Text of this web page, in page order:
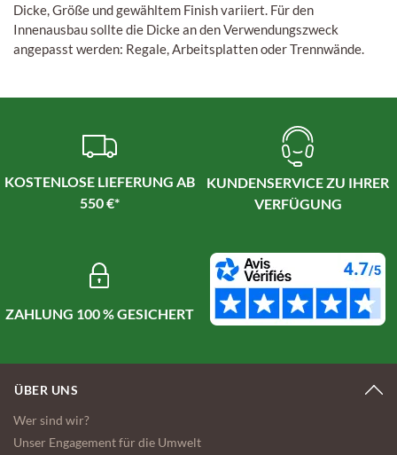
Dicke, Größe und gewähltem Finish variiert. Für den
Innenausbau sollte die Dicke an den Verwendungszweck
angepasst werden: Regale, Arbeitsplatten oder Trennwände.
KOSTENLOSE LIEFERUNG AB
550 €*
KUNDENSERVICE ZU IHRER
VERFÜGUNG
ZAHLUNG 100 % GESICHERT
ÜBER UNS
Wer sind wir?
Unser Engagement für die Umwelt